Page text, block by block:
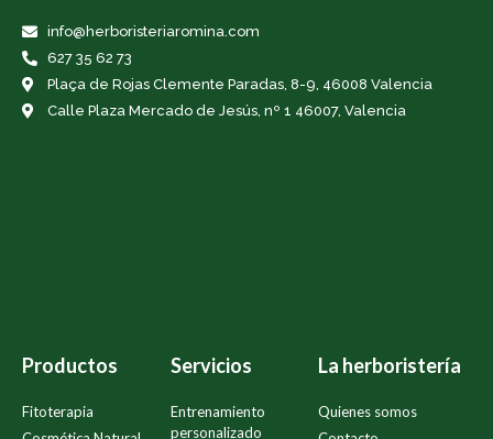
info@herboristeriaromina.com
627 35 62 73
Plaça de Rojas Clemente Paradas, 8-9, 46008 Valencia
Calle Plaza Mercado de Jesús, nº 1 46007, Valencia
Productos
Fitoterapia
Servicios
Entrenamiento
personalizado
La herboristería
Quienes somos